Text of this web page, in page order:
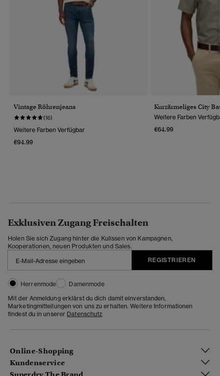
Vintage Röhrenjeans
(16)
Weitere Farben Verfügbar
€94.99
Kurzärmeliges City
Weitere Farben
€64.99
Exklusiven Zugang Freischalten
Holen Sie sich Zugang hinter die Kulissen von Kampagnen,
Kooperationen, neuen Produkten und Sales.
REGISTRIEREN
Herrenmode
Damenmode
Mit der Anmeldung erklärst du dich damit einverstanden,
Marketingmitteilungen von uns zu erhalten. Weitere Informationen
findest du in unserer Datenschutz
Online-Shopping
Kundenservice